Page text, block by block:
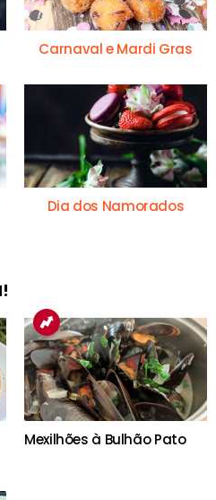
Carnaval e Mardi Gras
Dia dos Namorados
Mexilhões à Bulhão Pato